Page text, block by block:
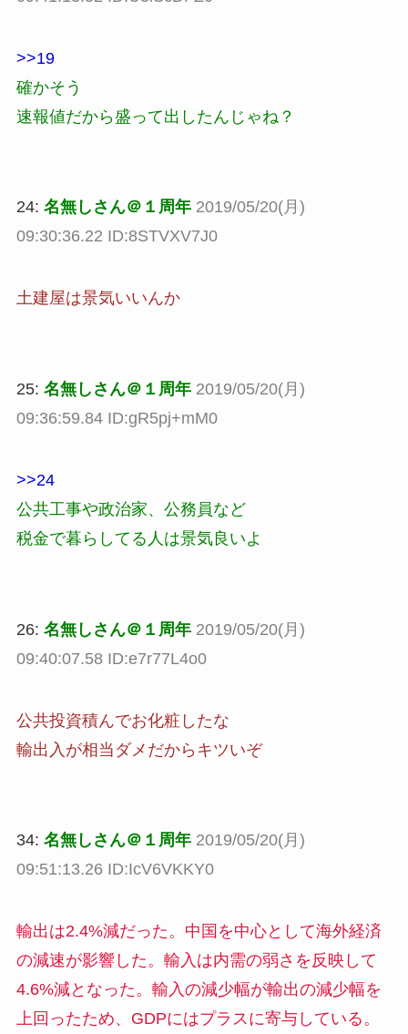
>>19
確かそう
速報値だから盛って出したんじゃね？
24: 名無しさん＠１周年 2019/05/20(月)
09:30:36.22 ID:8STVXV7J0
土建屋は景気いいんか
25: 名無しさん＠１周年 2019/05/20(月)
09:36:59.84 ID:gR5pj+mM0
>>24
公共工事や政治家、公務員など
税金で暮らしてる人は景気良いよ
26: 名無しさん＠１周年 2019/05/20(月)
09:40:07.58 ID:e7r77L4o0
公共投資積んでお化粧したな
輸出入が相当ダメだからキツいぞ
34: 名無しさん＠１周年 2019/05/20(月)
09:51:13.26 ID:IcV6VKKY0
輸出は2.4%減だった。中国を中心として海外経済
の減速が影響した。輸入は内需の弱さを反映して
4.6%減となった。輸入の減少幅が輸出の減少幅を
上回ったため、GDPにはプラスに寄与している。